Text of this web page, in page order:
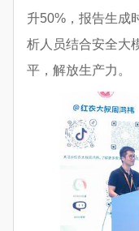
升50%，报告生成
析人员结合安全大
平，解放生产力。